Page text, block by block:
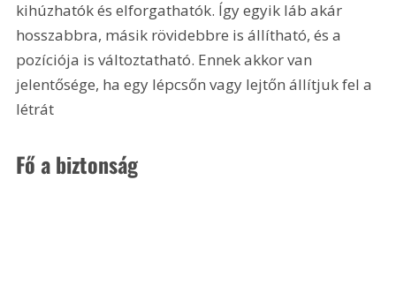
kihúzhatók és elforgathatók. Így egyik láb akár
hosszabbra, másik rövidebbre is állítható, és a
pozíciója is változtatható. Ennek akkor van
jelentősége, ha egy lépcsőn vagy lejtőn állítjuk fel a
létrát
Fő a biztonság